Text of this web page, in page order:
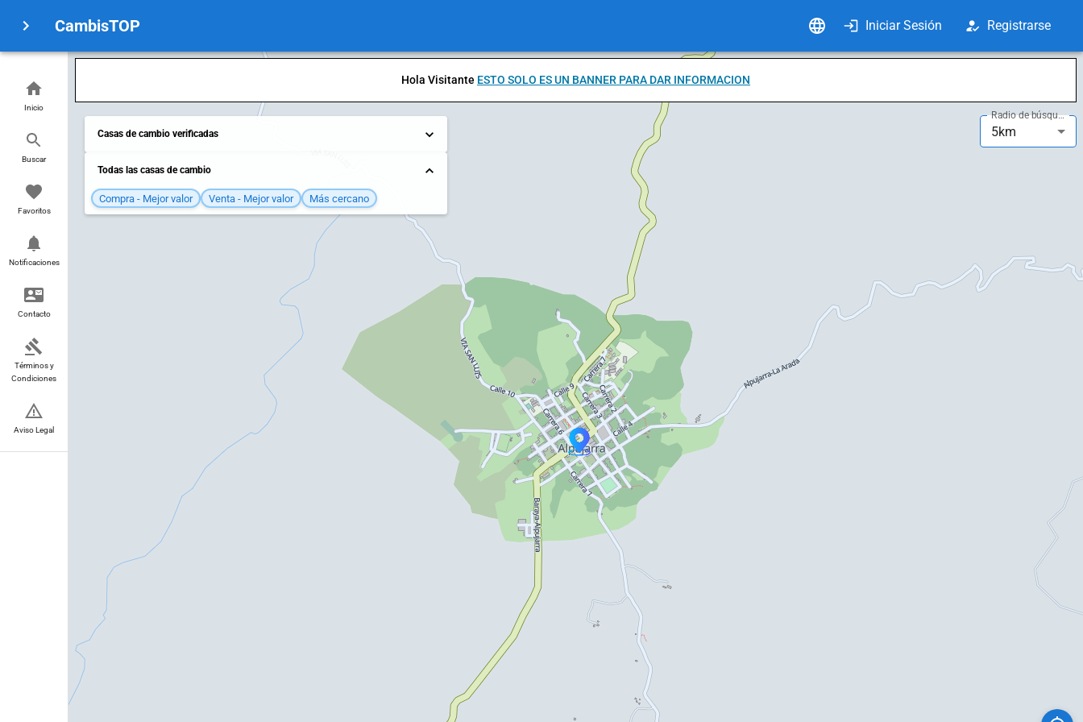
CambisTOP Iniciar Sesión Registrarse
Inicio
Buscar
Favoritos
Notificaciones
Contacto
Términos y
Condiciones
Aviso Legal
Hola Visitante ESTO SOLO ES UN BANNER PARA DAR INFORMACION
Radio de búsqueda
5km
Casas de cambio verificadas
Todas las casas de cambio
Compra - Mejor valor Venta - Mejor valor Más cercano